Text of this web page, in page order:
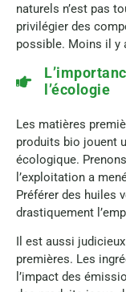
naturels n’est pas
privilégier des
possible. Moins il y
l’écologie
Les matières
produits bio jouent
écologique.
l’exploitation a
Préférer des huiles
drastiquement
Il est aussi
premières. Les
l’impact des